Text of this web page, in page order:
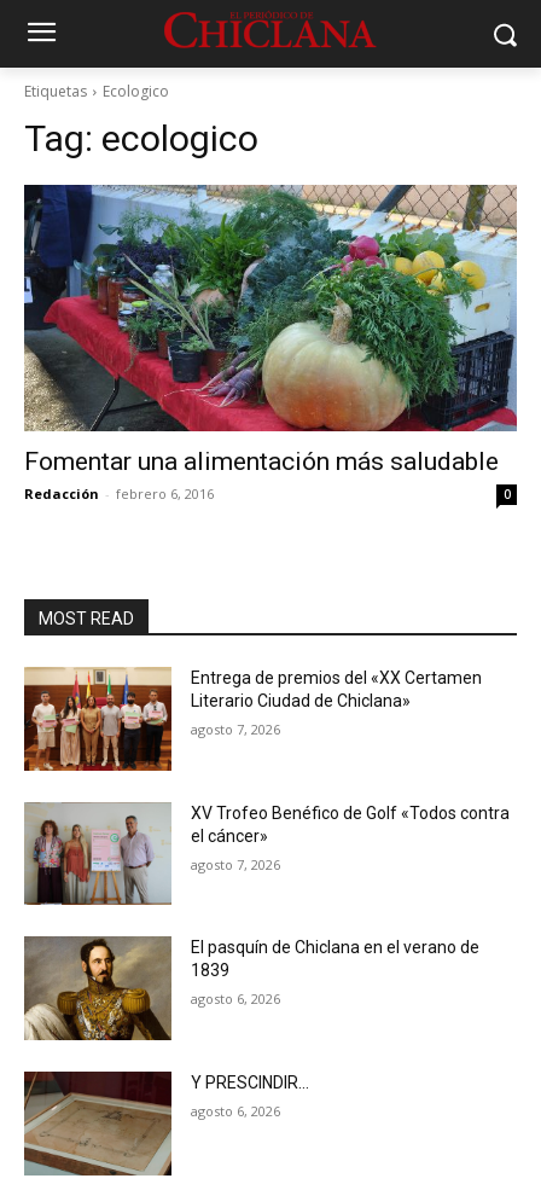
Etiquetas Ecologico
Tag: ecologico
Fomentar una alimentación más saludable
Redacción - febrero 6, 2016 0
MOST READ
Entrega de premios del «XX Certamen
Literario Ciudad de Chiclana»
agosto 7, 2026
XV Trofeo Benéfico de Golf «Todos contra
el cáncer»
agosto 7, 2026
El pasquín de Chiclana en el verano de
1839
agosto 6, 2026
Y PRESCINDIR…
agosto 6, 2026